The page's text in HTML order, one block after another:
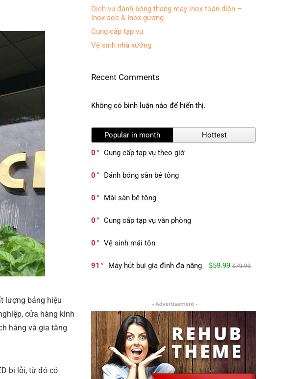
lượng bảng hiệu
cửa hàng kinh
hàng và gia tăng
bị lỗi, từ đó có
Dịch vụ đánh bóng thang máy inox toàn diện –
Inox sọc & Inox gương
Cung cấp tạp vụ
Vệ sinh nhà xưởng
Recent Comments
Không có bình luận nào để hiển thị.
Popular in month
Hottest
0
Cung cấp tạp vụ theo giờ
0 Đánh bóng sàn bê tông
0 Mài sàn bê tông
0 Cung cấp tạp vụ văn phòng
0 Vệ sinh mái tôn
91 Máy hút bụi gia đình đa năng $59.99 $79.99